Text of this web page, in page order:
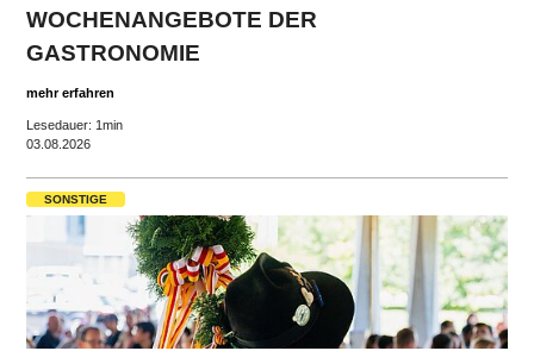
WOCHENANGEBOTE DER
GASTRONOMIE
mehr erfahren
Lesedauer: 1min
03.08.2026
SONSTIGE